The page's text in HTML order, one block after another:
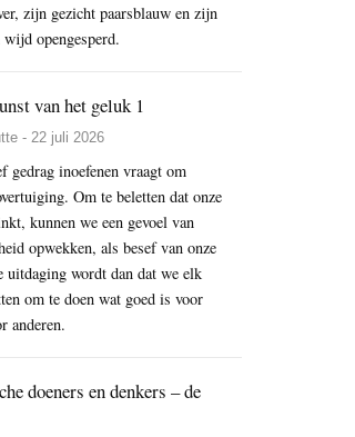
zijn gezicht paarsblauw en zijn
opengesperd.
van het geluk 1
- 22 juli 2026
gedrag inoefenen vraagt om
Om te beletten dat onze
kunnen we een gevoel van
opwekken, als besef van onze
uitdaging wordt dan dat we elk
om te doen wat goed is voor
anderen.
doeners en denkers – de